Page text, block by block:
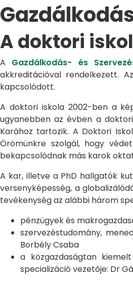
A doktori
A Gazdálkodás- és
akkreditációval rendelkezett.
kapcsolódott.
A doktori iskola 2002-ben a
ugyanebben az évben a
Karához tartozik. A Doktori
Örömünkre szolgál, hogy
bekapcsolódnak más karok
A kar, illetve a PhD hallgatók
versenyképesség, a
tevékenység az alábbi három
pénzügyek és
szervezéstudomány,
Borbély Csaba
a közgazdaságtan
specializáció vezetője: Dr